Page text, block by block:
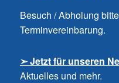
Besuch / Abholung
Terminvereinbarung.
➣ Jetzt für unseren
Aktuelles und mehr.